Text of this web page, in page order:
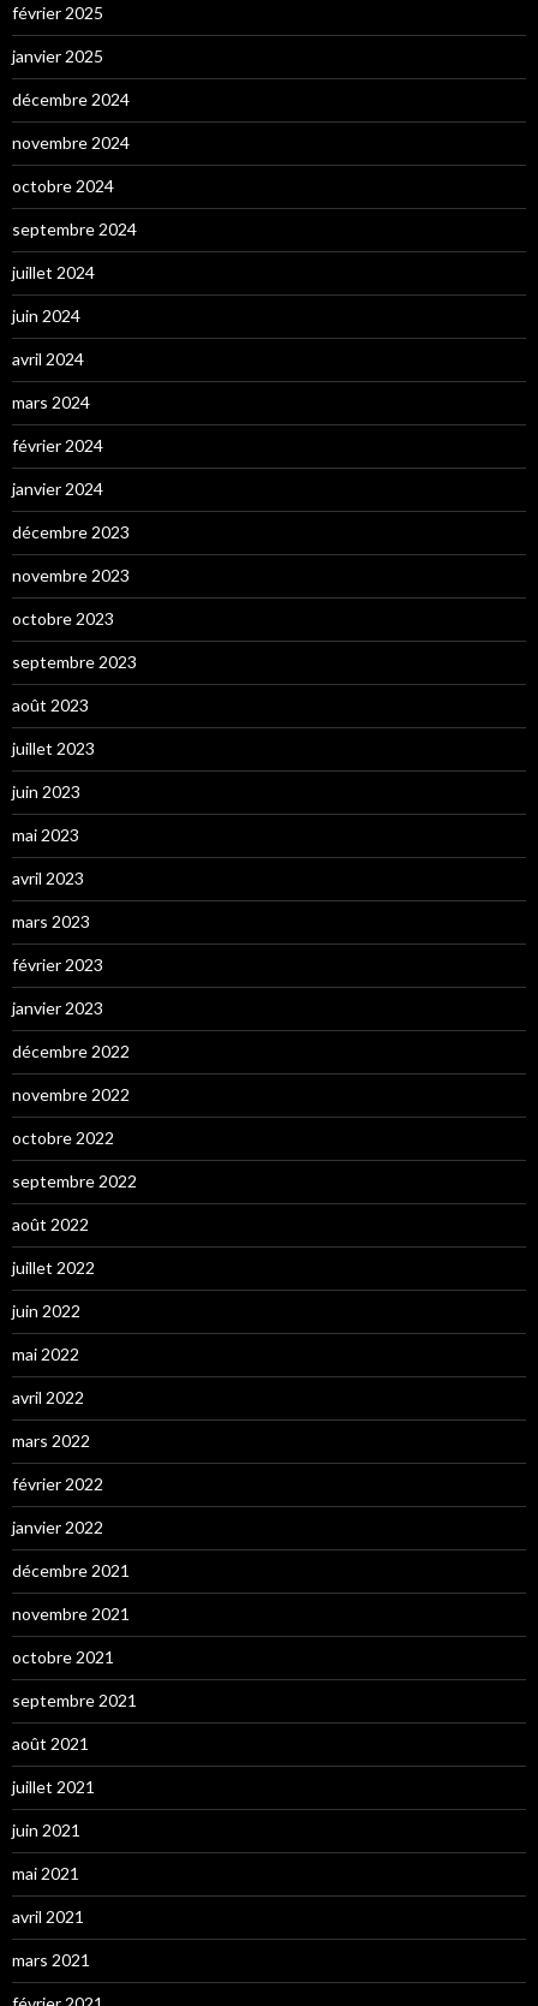
février 2025
janvier 2025
décembre 2024
novembre 2024
octobre 2024
septembre 2024
juillet 2024
juin 2024
avril 2024
mars 2024
février 2024
janvier 2024
décembre 2023
novembre 2023
octobre 2023
septembre 2023
août 2023
juillet 2023
juin 2023
mai 2023
avril 2023
mars 2023
février 2023
janvier 2023
décembre 2022
novembre 2022
octobre 2022
septembre 2022
août 2022
juillet 2022
juin 2022
mai 2022
avril 2022
mars 2022
février 2022
janvier 2022
décembre 2021
novembre 2021
octobre 2021
septembre 2021
août 2021
juillet 2021
juin 2021
mai 2021
avril 2021
mars 2021